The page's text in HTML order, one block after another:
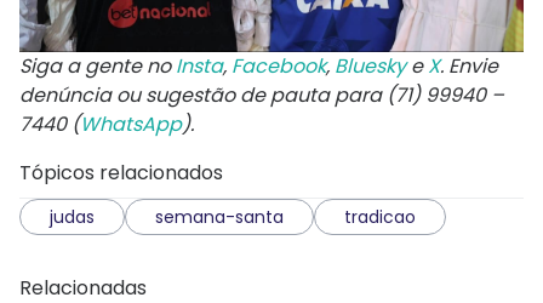
Siga a gente noInsta, Facebook, BlueskyeX. Envie
denúncia ou sugestão de pauta para (71) 99940 –
7440 (WhatsApp).
Tópicos relacionados
judas semana-santa tradicao
Relacionadas